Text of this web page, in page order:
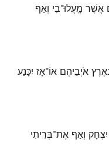
אֲשֶׁר מָֽעֲלוּ־בִי וְאַף
אֹיְבֵיהֶם אוֹ־אָז יִכָּנַע
וְאַף אֶת־בְּרִיתִי